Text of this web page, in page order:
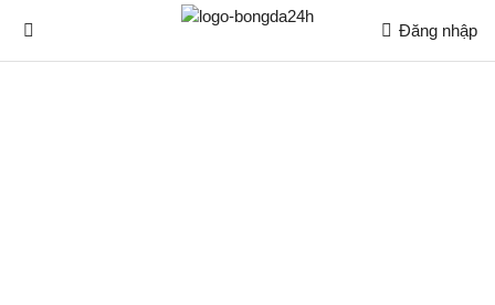
Đăng nhập